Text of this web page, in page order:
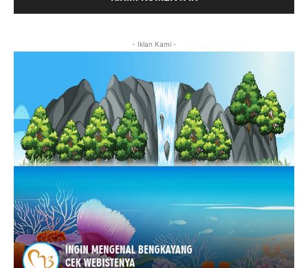
- Iklan Kami -